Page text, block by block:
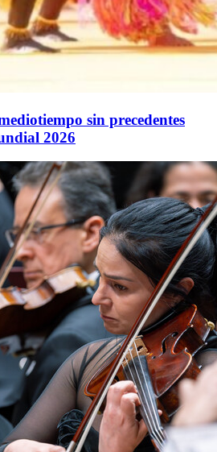
sin precedentes
2026